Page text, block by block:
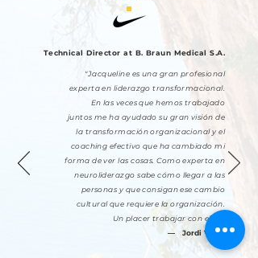
Technical Director at B. Braun Medical S.A.
"Jacqueline es una gran profesional
experta en liderazgo transformacional.
En las veces que hemos trabajado
juntos me ha ayudado su gran visión de
la transformación organizacional y el
coaching efectivo que ha cambiado mi
forma de ver las cosas. Como experta en
neuroliderazgo sabe cómo llegar a las
personas y que consigan ese cambio
cultural que requiere la organización.
Un placer trabajar con ella."
— Jordi Vives